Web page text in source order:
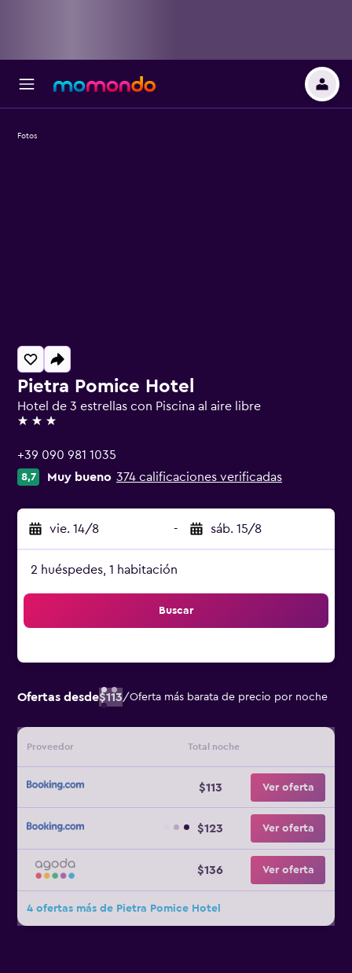
Pietra Pomice Hotel
Hotel de 3 estrellas con Piscina al aire libre
3 estrellas
+39 090 981 1035
8,7 Muy bueno 374 calificaciones verificadas
vie. 14/8 - sáb. 15/8
2 huéspedes, 1 habitación
Buscar
Ofertas desde$113/Oferta más barata de precio por noche
Proveedor Total noche
$113 Ver oferta
$123 Ver oferta
$136 Ver oferta
4 ofertas más de Pietra Pomice Hotel
Fotos